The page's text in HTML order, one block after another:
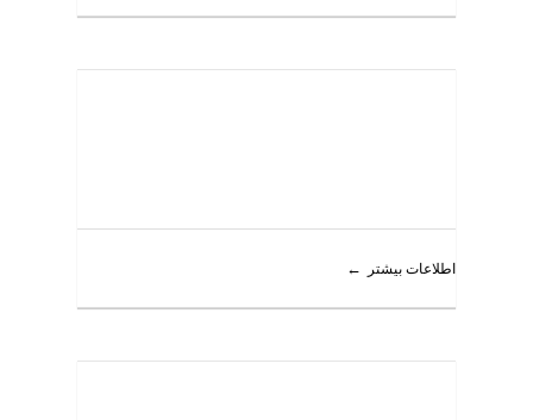
اطلاعات بیشتر